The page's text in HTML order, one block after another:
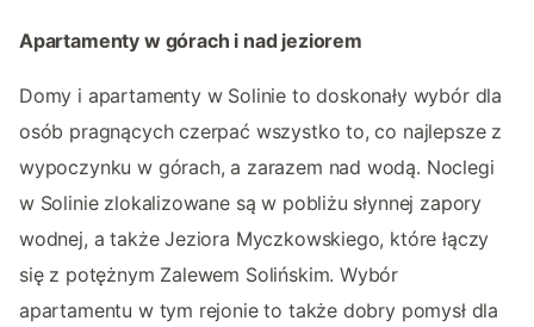
Apartamenty w górach i nad jeziorem
Domy i apartamenty w Solinie to doskonały wybór dla
osób pragnących czerpać wszystko to, co najlepsze z
wypoczynku w górach, a zarazem nad wodą. Noclegi
w Solinie zlokalizowane są w pobliżu słynnej zapory
wodnej, a także Jeziora Myczkowskiego, które łączy
się z potężnym Zalewem Solińskim. Wybór
apartamentu w tym rejonie to także dobry pomysł dla